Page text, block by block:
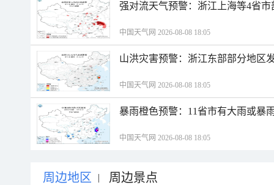
强对流天气预警：浙江上海等4省
中国天气网 2026-08-08 18:05
山洪灾害预警：浙江东部部分地区
中国天气网 2026-08-08 18:05
暴雨橙色预警：11省市有大雨或暴
中国天气网 2026-08-08 18:05
周边地区 | 周边景点